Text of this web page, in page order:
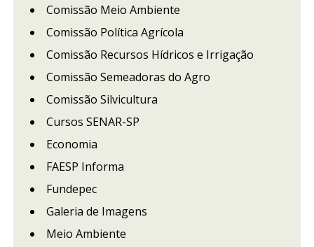
Comissão Meio Ambiente
Comissão Política Agrícola
Comissão Recursos Hídricos e Irrigação
Comissão Semeadoras do Agro
Comissão Silvicultura
Cursos SENAR-SP
Economia
FAESP Informa
Fundepec
Galeria de Imagens
Meio Ambiente